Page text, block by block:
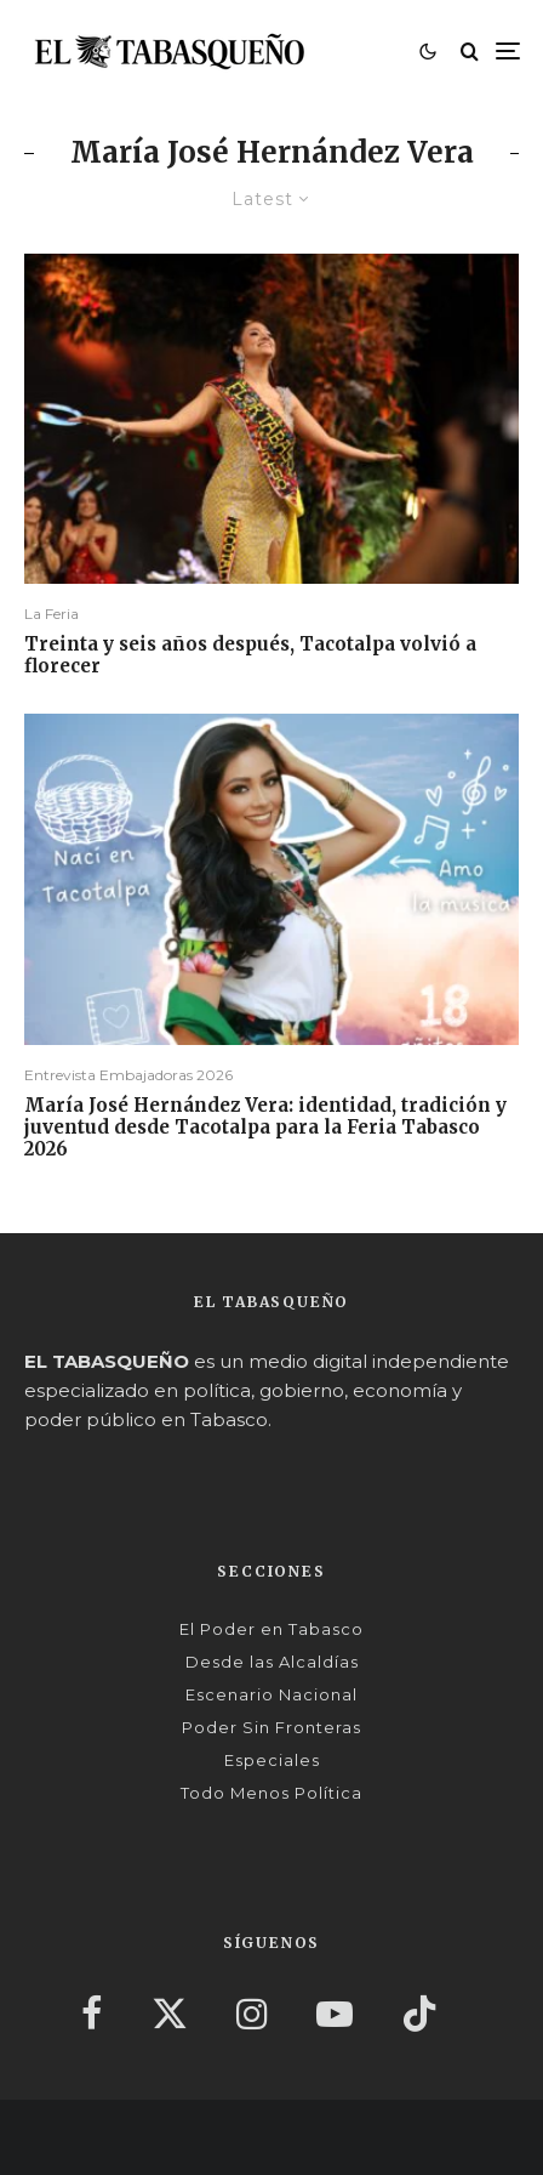
María José Hernández Vera
Latest
La Feria
Treinta y seis años después, Tacotalpa volvió a
florecer
Entrevista Embajadoras 2026
María José Hernández Vera: identidad, tradición y
juventud desde Tacotalpa para la Feria Tabasco
2026
EL TABASQUEÑO
EL TABASQUEÑO es un medio digital independiente
especializado en política, gobierno, economía y
poder público en Tabasco.
SECCIONES
El Poder en Tabasco
Desde las Alcaldías
Escenario Nacional
Poder Sin Fronteras
Especiales
Todo Menos Política
SÍGUENOS